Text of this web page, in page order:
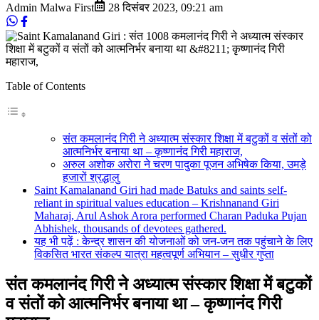
Admin Malwa First 28 दिसंबर 2023, 09:21 am
Table of Contents
संत कमलानंद गिरी ने अध्यात्म संस्कार शिक्षा में बटुकों व संतों को
आत्मनिर्भर बनाया था – कृष्णानंद गिरी महाराज,
अरुल अशोक अरोरा ने चरण पादुका पूजन अभिषेक किया, उमड़े
हजारों श्रद्धालु
Saint Kamalanand Giri had made Batuks and saints self-
reliant in spiritual values education – Krishnanand Giri
Maharaj, Arul Ashok Arora performed Charan Paduka Pujan
Abhishek, thousands of devotees gathered.
यह भी पढ़ें : केन्द्र शासन की योजनाओं को जन-जन तक पहुंचाने के लिए
विकसित भारत संकल्प यात्रा महत्वपूर्ण अभियान – सुधीर गुप्ता
संत कमलानंद गिरी ने अध्यात्म संस्कार शिक्षा में बटुकों
व संतों को आत्मनिर्भर बनाया था – कृष्णानंद गिरी